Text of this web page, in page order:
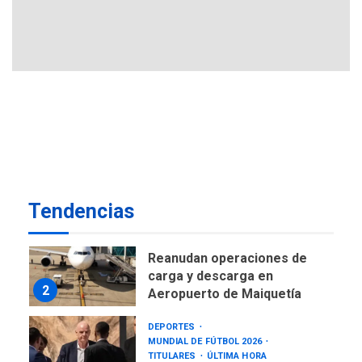
Tendencias
7
2
Reanudan operaciones de
carga y descarga en
Aeropuerto de Maiquetía
DEPORTES
MUNDIAL DE FÚTBOL 2026
TITULARES
ÚLTIMA HORA